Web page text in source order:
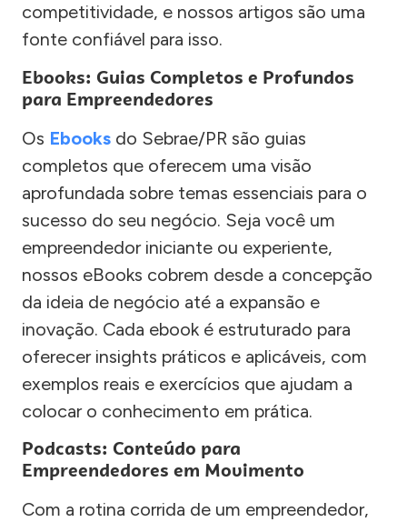
competitividade, e nossos artigos são uma
fonte confiável para isso.
Ebooks: Guias Completos e Profundos
para Empreendedores
Os Ebooks do Sebrae/PR são guias
completos que oferecem uma visão
aprofundada sobre temas essenciais para o
sucesso do seu negócio. Seja você um
empreendedor iniciante ou experiente,
nossos eBooks cobrem desde a concepção
da ideia de negócio até a expansão e
inovação. Cada ebook é estruturado para
oferecer insights práticos e aplicáveis, com
exemplos reais e exercícios que ajudam a
colocar o conhecimento em prática.
Podcasts: Conteúdo para
Empreendedores em Movimento
Com a rotina corrida de um empreendedor,